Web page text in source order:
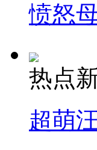
愤怒
热点
超萌